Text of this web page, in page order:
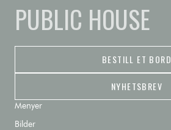
PUBLIC HOUSE
BESTILL ET BORD
NYHETSBREV
Menyer
Bilder